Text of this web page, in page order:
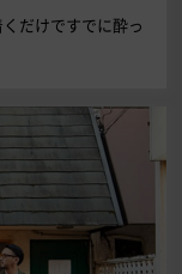
だけですでに酔っ